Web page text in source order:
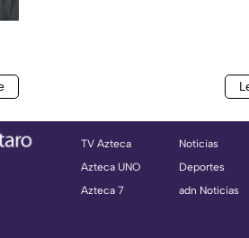
TV Azteca
Azteca UNO
Azteca 7
Noticias
Deportes
adn Noticias